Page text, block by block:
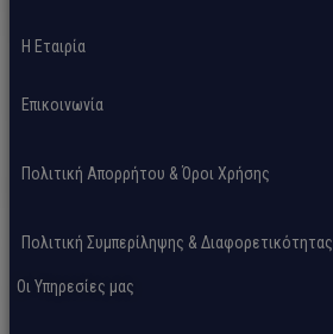
H Εταιρία
Επικοινωνία
Πολιτική Απορρήτου & Όροι Χρήσης
Πολιτική Συμπερίληψης & Διαφορετικότητας
Οι Υπηρεσίες μας